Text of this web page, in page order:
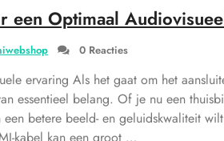
een Optimaal
0 Reacties
ervaring Als het gaat om het
essentieel belang. Of je nu een
betere beeld- en geluidskwaliteit